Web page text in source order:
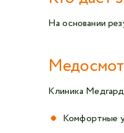
На основании
Клиника
Комфортные